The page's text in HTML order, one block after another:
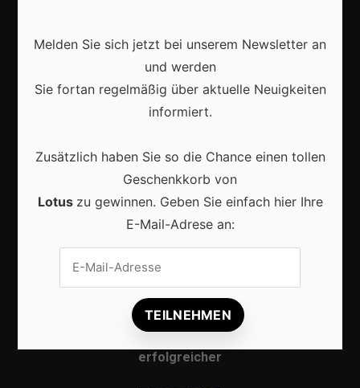
Aktuell
Lokale Suchmaschinenoptimierung bleibt der
Schlüssel für mehr regionale Kunden
Lokales Content-Marketing gewinnt an Bedeutung:
erfolgreicher
Melden Sie sich jetzt bei unserem Newsletter an
und werden
Sie fortan regelmäßig über aktuelle Neuigkeiten
informiert.
Zusätzlich haben Sie so die Chance einen tollen
Geschenkkorb von
Lotus zu gewinnen. Geben Sie einfach hier Ihre
E-Mail-Adrese an: